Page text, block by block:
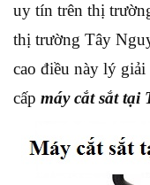
uy tín trên thị
thị trường Tây
cao điều này lý
cấp máy cắt sắt tại